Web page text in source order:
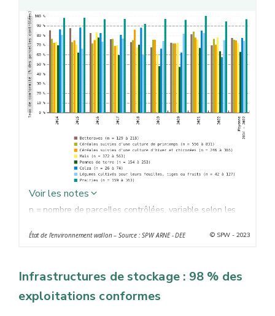
Voir les notes
n = nombre de parcelles contrôlées, variable selon les
État de l'environnement wallon – Source : SPW ARNE - DEE © SPW - 2023
Infrastructures de stockage : 98 % des
exploitations conformes